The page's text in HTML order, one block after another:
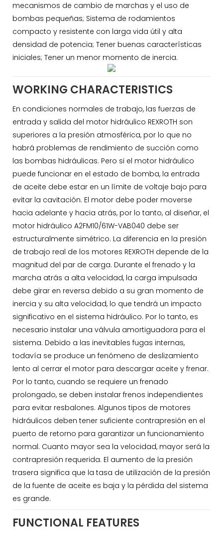
mecanismos de cambio de marchas y el uso de
bombas pequeñas; Sistema de rodamientos
compacto y resistente con larga vida útil y alta
densidad de potencia; Tener buenas características
iniciales; Tener un menor momento de inercia.
WORKING CHARACTERISTICS
En condiciones normales de trabajo, las fuerzas de
entrada y salida del motor hidráulico REXROTH son
superiores a la presión atmosférica, por lo que no
habrá problemas de rendimiento de succión como
las bombas hidráulicas. Pero si el motor hidráulico
puede funcionar en el estado de bomba, la entrada
de aceite debe estar en un límite de voltaje bajo para
evitar la cavitación. El motor debe poder moverse
hacia adelante y hacia atrás, por lo tanto, al diseñar, el
motor hidráulico A2FM10/61W-VAB040 debe ser
estructuralmente simétrico. La diferencia en la presión
de trabajo real de los motores REXROTH depende de la
magnitud del par de carga. Durante el frenado y la
marcha atrás a alta velocidad, la carga impulsada
debe girar en reversa debido a su gran momento de
inercia y su alta velocidad, lo que tendrá un impacto
significativo en el sistema hidráulico. Por lo tanto, es
necesario instalar una válvula amortiguadora para el
sistema. Debido a las inevitables fugas internas,
todavía se produce un fenómeno de deslizamiento
lento al cerrar el motor para descargar aceite y frenar.
Por lo tanto, cuando se requiere un frenado
prolongado, se deben instalar frenos independientes
para evitar resbalones. Algunos tipos de motores
hidráulicos deben tener suficiente contrapresión en el
puerto de retorno para garantizar un funcionamiento
normal. Cuanto mayor sea la velocidad, mayor será la
contrapresión requerida. El aumento de la presión
trasera significa que la tasa de utilización de la presión
de la fuente de aceite es baja y la pérdida del sistema
es grande.
FUNCTIONAL FEATURES